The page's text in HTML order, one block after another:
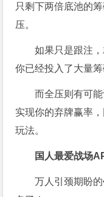
只剩下两倍底池的
压。
如果只是跟注
你已经投入了大量
而全压则有可
实现你的弃牌赢率
玩法。
国人最爱战场
万人引颈期盼的